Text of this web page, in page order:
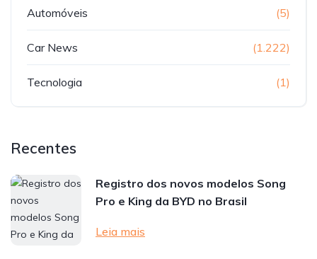
Automóveis (5)
Car News (1.222)
Tecnologia (1)
Recentes
Registro dos novos modelos Song
Pro e King da BYD no Brasil
Leia mais